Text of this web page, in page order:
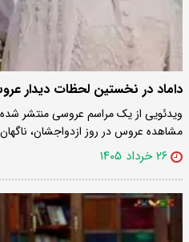
داماد در نخستین لحظات دیدار
ویدئویی از یک مراسم عروسی منتشر
مشاهده عروس در روز ازدواجشان،
۲۶ خرداد ۱۴۰۵